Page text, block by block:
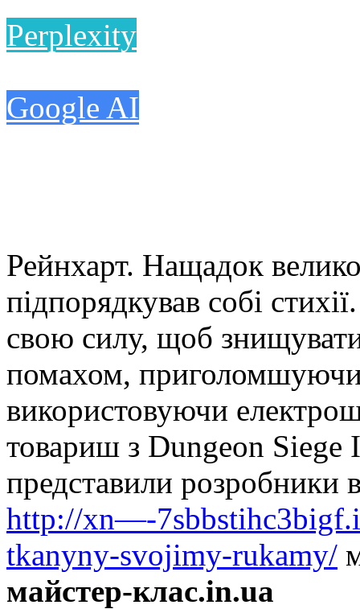
Perplexity
Google AI
Рейнхарт. Нащадок
підпорядкував собі
свою силу, щоб
помахом, приголомшуючи
використовуючи
товариш з Dungeon Siege
представили розробники
http://xn—-
tkanyny-svojimy-rukamy/
майстер-клас.in.ua